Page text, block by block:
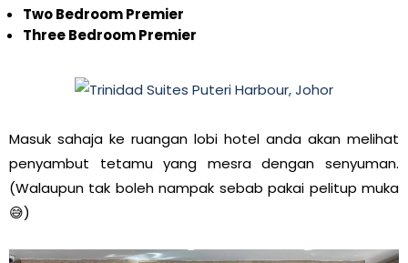
Two Bedroom Premier
Three Bedroom Premier
Masuk sahaja ke ruangan lobi hotel anda akan melihat
penyambut tetamu yang mesra dengan senyuman.
(Walaupun tak boleh nampak sebab pakai pelitup muka
😅)